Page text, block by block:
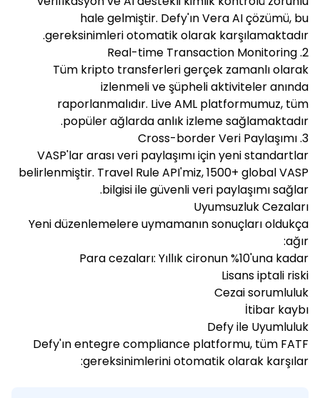
hale gelmiştir. Defy'ın Vera AI çözümü, bu
gereksinimleri otomatik olarak karşılamaktadır.
2. Real-time Transaction Monitoring
Tüm kripto transferleri gerçek zamanlı olarak
izlenmeli ve şüpheli aktiviteler anında
raporlanmalıdır. Live AML platformumuz, tüm
popüler ağlarda anlık izleme sağlamaktadır.
3. Cross-border Veri Paylaşımı
VASP'lar arası veri paylaşımı için yeni standartlar
belirlenmiştir. Travel Rule API'miz, 1500+ global VASP
bilgisi ile güvenli veri paylaşımı sağlar.
Uyumsuzluk Cezaları
Yeni düzenlemelere uymamanın sonuçları oldukça
ağır:
Para cezaları: Yıllık cironun %10'una kadar
Lisans iptali riski
Cezai sorumluluk
İtibar kaybı
Defy ile Uyumluluk
Defy'ın entegre compliance platformu, tüm FATF
gereksinimlerini otomatik olarak karşılar: